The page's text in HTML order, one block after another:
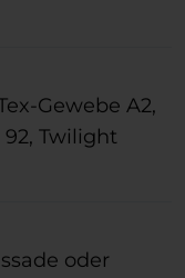
Gewebe A2,
92, Twilight
oder